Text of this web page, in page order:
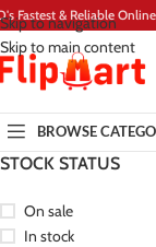
Skip to navigation
Skip to main content
Fastest & Reliable
BROWSE
STOCK STATUS
On sale
In stock